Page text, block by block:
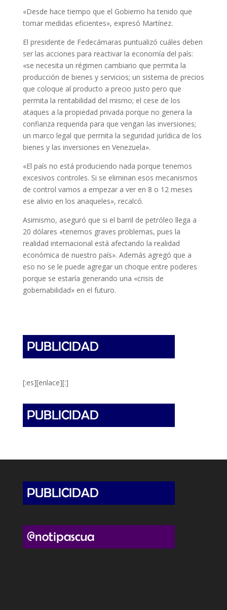
«Desde hace tiempo que el Gobierno ha tenido que
tomar medidas eficientes», expresó Martínez.
El presidente de Fedecámaras puntualizó cuáles deben
ser las acciones para reactivar la economía del país:
«se necesita un régimen cambiario que permita la
producción de bienes y servicios; un sistema de precios
que coloque al producto a precio justo pero que
permita la rentabilidad del mismo; el cese de los
ataques a la propiedad privada porque no genera la
confianza requerida para que vengan las inversiones;
un marco legal que permita la seguridad jurídica de los
bienes y las inversiones en Venezuela».
«El país no está produciendo nada porque tenemos
excesivos controles. Si se eliminan esos mecanismos
de control vamos a empezar a ver en 8 o 12 meses
ese alivio en los anaqueles», recalcó.
Asimismo, aseguró que si el barril de petróleo llega a
20 dólares «tenemos graves problemas, pues la
realidad internacional está afectando la realidad
económica de nuestro país». Además agregó que a
eso no se le puede agregar un choque entre poderes
porque se estaría generando una «crisis de
gobernabilidad» en el futuro.
[:es][enlace][:]